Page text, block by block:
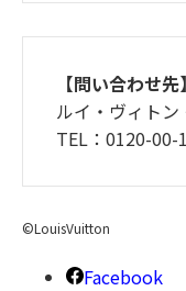
【問い合わせ先】
ルイ・ヴィト
TEL：0120-00-
©LouisVuitton
Facebook